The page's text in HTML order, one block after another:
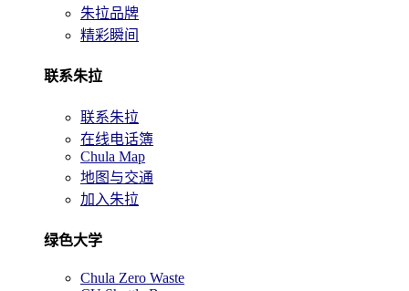
朱拉品牌
精彩瞬间
联系朱拉
联系朱拉
在线电话簿
Chula Map
地图与交通
加入朱拉
绿色大学
Chula Zero Waste